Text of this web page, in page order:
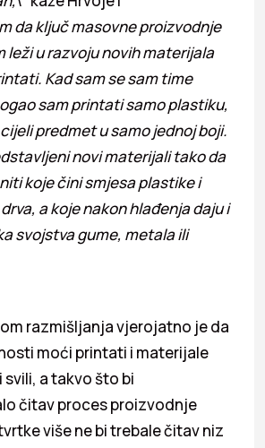
da ključ masovne proizvodnje
leži u razvoju novih materijala
Kad sam se sam time
sam printati samo plastiku,
cijeli predmet u samo jednoj boji.
novi materijali tako da
koje čini smjesa plastike i
a koje nakon hlađenja daju i
svojstva gume, metala ili
razmišljanja vjerojatno je da
moći printati i materijale
svili, a takvo što bi
čitav proces proizvodnje
više ne bi trebale čitav niz